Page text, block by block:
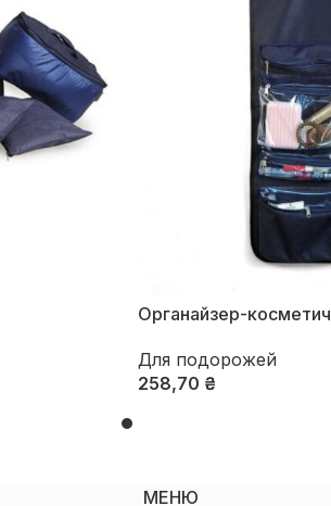
Органайзер-
Для подорожей
258,70 ₴
МЕНЮ